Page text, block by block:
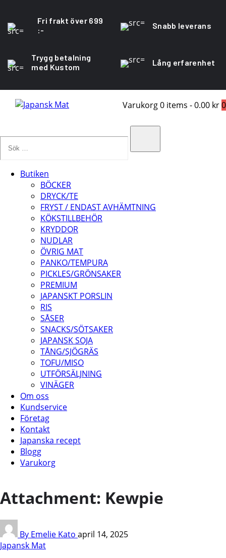
Fri frakt över 699
:-
Snabb leverans
Trygg betalning
med Kustom
Lång erfarenhet
Varukorg0 items -0.00 kr0
Butiken
BÖCKER
DRYCK/TE
FRYST / ENDAST AVHÄMTNING
KÖKSTILLBEHÖR
KRYDDOR
NUDLAR
ÖVRIG MAT
PANKO/TEMPURA
PICKLES/GRÖNSAKER
PREMIUM
JAPANSKT PORSLIN
RIS
SÅSER
SNACKS/SÖTSAKER
JAPANSK SOJA
TÅNG/SJÖGRÄS
TOFU/MISO
UTFÖRSÄLJNING
VINÄGER
Om oss
Kundservice
Företag
Kontakt
Japanska recept
Blogg
Varukorg
Attachment: Kewpie
By Emelie Kato april 14, 2025
Japansk Mat